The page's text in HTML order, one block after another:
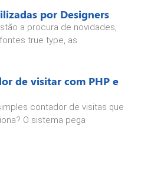
por Designers
a procura de novidades,
true type, as
de visitar com PHP e
contador de visitas que
O sistema pega